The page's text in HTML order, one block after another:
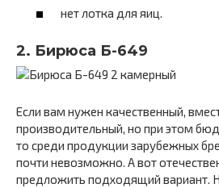
нет лотка для яиц.
2. Бирюса Б-649
Если вам нужен качественный,
производительный, но при этом
то среди продукции зарубежных
почти невозможно. А вот
предложить подходящий вариант.